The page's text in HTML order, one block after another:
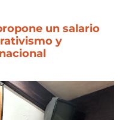
un salario
y